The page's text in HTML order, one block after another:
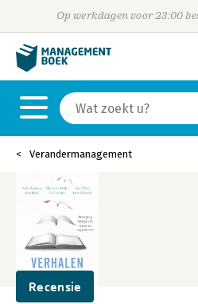
Op werkdagen voor 23:00
Verandermanagement
Recensie